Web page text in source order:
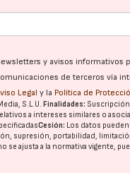
y avisos informativos
de terceros vía
Legal y la Política de
S.L.U.Finalidades: Suscripción
a intereses similares o
Cesión: Los datos
supresión, portabilidad,
se ajusta a la normativa vigente,